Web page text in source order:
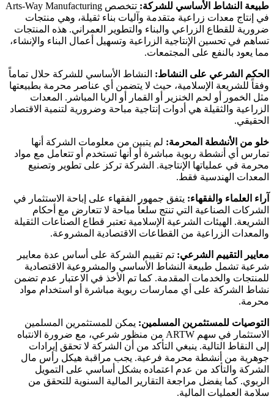
طبيعة النشاط الأساسي للشركة:
تتخصص Arts-Way Manufacturing
في إنتاج معدات زراعية متقدمة وآليات بناء ثقيلة، وهي منتجات
ضرورية للقطاع الزراعي والبناء والتطوير العمراني. هذه المنتجات
تساهم في تحسين الإنتاجية الزراعية وتسهيل أعمال البناء والإنشاء،
مما يعود بالنفع على المجتمعات.
الحكم الشرعي على النشاط:النشاط الأساسي للشركة حلال تماماً
وفقاً للشريعة الإسلامية، حيث لا يتضمن أي عناصر محرمة بطبيعتها
مثل الخمور أو لحم الخنزير أو القمار أو الربا المباشر. المعدات
الزراعية والثقيلة هي أدوات إنتاجية مباحة وضرورية لتنمية الاقتصاد
الحقيقي.
خلو من الأنشطة المحرمة:لم يتبين من معلومات الشركة أنها
تمارس أي أنشطة ربوية مباشرة أو أنها تستخدم أو تتعامل مع مواد
محرمة في عملياتها الإنتاجية. الشركة تركز على تطوير وتصنيع
المعدات الهندسية فقط.
آراء العلماء والفقهاء:يتفق جمهور الفقهاء على إباحة الاستثمار في
الشركات الصناعية التي تنتج سلعاً مباحة لا تتعارض مع أحكام
الشريعة. الهيئات الشرعية الإسلامية تعتبر قطاع الصناعات الثقيلة
والمعدات الزراعية من القطاعات الاقتصادية المشروعة.
معايير التقييم الشرعي:تم تقييم الشركة على أساس عدة معايير
شرعية تشمل طبيعة النشاط الأساسي والمشروعية الاقتصادية
للمنتجات والخدمات المقدمة. كما تم الأخذ في الاعتبار عدم تضمن
نشاط الشركة على أي ممارسات ربوية مباشرة أو استخدام مواد
محرمة.
التوصيات للمستثمرين المسلمين:يمكن للمستثمرين المسلمين
الاستثمار في سهم ARTW من منظور شرعي، مع ضرورة الانتباه
إلى النقاط التالية. ينبغي التأكد من أن الشركة لا تحقق إيرادات
جوهرية من أنشطة محرمة فرعية. يجب مراقبة هيكل رأس مال
الشركة والتأكد من عدم اعتماده بشكل أساسي على التمويل
الربوي. كما يفضل مراجعة التقارير المالية السنوية للتحقق من
سلامة العمليات المالية.